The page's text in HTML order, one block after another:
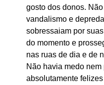
gosto dos donos.
vandalismo e
sobressaiam por
do momento e
nas ruas de dia e de
Não havia medo
absolutamente